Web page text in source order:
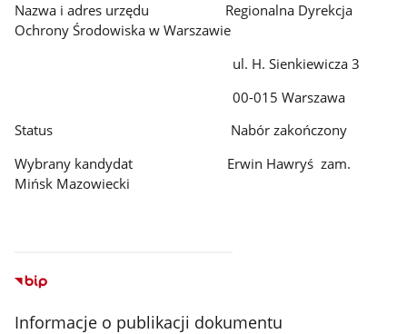
Nazwa i adres urzędu Regionalna Dyrekcja
Ochrony Środowiska w Warszawie
ul. H. Sienkiewicza 3
00-015 Warszawa
Status Nabór zakończony
Wybrany kandydat Erwin Hawryś zam.
Mińsk Mazowiecki
Informacje o publikacji dokumentu